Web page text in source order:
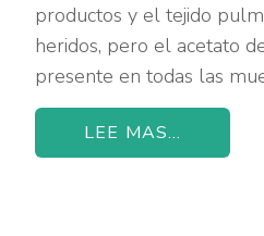
productos y el tejido
heridos, pero el acetato
presente en todas las
LEE MAS...